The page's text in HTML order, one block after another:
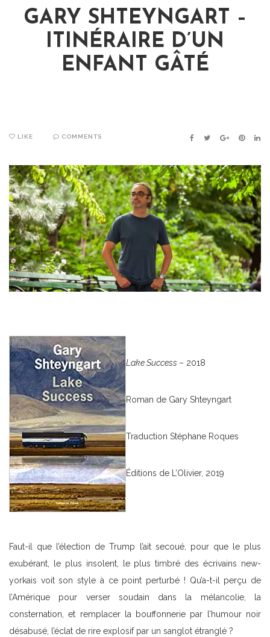
GARY SHTEYNGART –
ITINÉRAIRE D’UN
ENFANT GÂTÉ
LIKE COMMENTS FACEBOOK
TWITTER
GOOGLE+
Lake Success – 2018
Roman de Gary Shteyngart
Traduction Stéphane Roques
Éditions de L’Olivier, 2019
Faut-il que l’élection de Trump l’ait secoué, pour que le plus
exubérant, le plus insolent, le plus timbré des écrivains new-
yorkais voit son style à ce point perturbé ! Qu’a-t-il perçu de
l’Amérique pour verser soudain dans la mélancolie, la
consternation, et remplacer la bouffonnerie par l’humour noir
désabusé, l’éclat de rire explosif par un sanglot étranglé ?